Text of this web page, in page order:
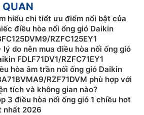
QUAN
hiểu chi tiết ưu điểm nổi bật của
điều hòa nối ống gió Daikin
RZFC125EY1
lý do nên mua điều hòa nối ống gió
FDLF71DV1/RZFC71EY1
hòa âm trần nối ống gió Daikin
RZF71DVM phù hợp với
tích và không gian nào?
3 điều hòa nối ống gió 1 chiều hot
nhất 2026